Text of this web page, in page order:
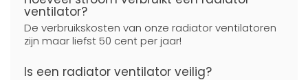
ventilator?
De verbruikskosten van onze radiator ventilatoren
zijn maar liefst 50 cent per jaar!
Is een radiator ventilator veilig?